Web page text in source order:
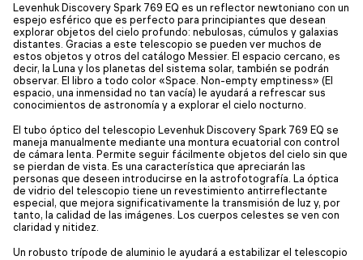
Levenhuk Discovery Spark 769 EQ es un reflector newtoniano con un
espejo esférico que es perfecto para principiantes que desean
explorar objetos del cielo profundo: nebulosas, cúmulos y galaxias
distantes. Gracias a este telescopio se pueden ver muchos de
estos objetos y otros del catálogo Messier. El espacio cercano, es
decir, la Luna y los planetas del sistema solar, también se podrán
observar. El libro a todo color «Space. Non-empty emptiness» (El
espacio, una inmensidad no tan vacía) le ayudará a refrescar sus
conocimientos de astronomía y a explorar el cielo nocturno.
El tubo óptico del telescopio Levenhuk Discovery Spark 769 EQ se
maneja manualmente mediante una montura ecuatorial con control
de cámara lenta. Permite seguir fácilmente objetos del cielo sin que
se pierdan de vista. Es una característica que apreciarán las
personas que deseen introducirse en la astrofotografía. La óptica
de vidrio del telescopio tiene un revestimiento antirreflectante
especial, que mejora significativamente la transmisión de luz y, por
tanto, la calidad de las imágenes. Los cuerpos celestes se ven con
claridad y nitidez.
Un robusto trípode de aluminio le ayudará a estabilizar el telescopio